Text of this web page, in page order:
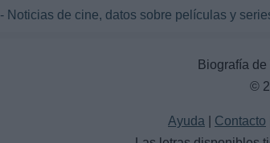
- Noticias de cine, datos sobre películas y
Biografía
©
Ayuda Contacto